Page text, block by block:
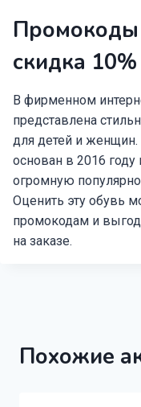
Промокоды
скидка 10%
В фирменном
представлена
для детей и
основан в 2016
огромную
Оценить эту обувь
промокодам и
на заказе.
Похожие